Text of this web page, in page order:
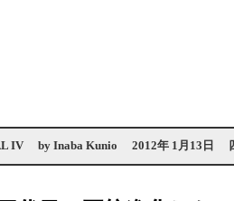
IV by Inaba Kunio 2012年 1月13日